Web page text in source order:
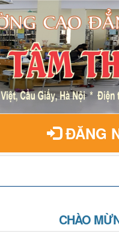
ĐĂNG
CHÀO